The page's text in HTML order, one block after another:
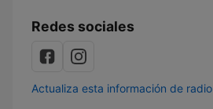
Redes sociales
Actualiza esta información de radio